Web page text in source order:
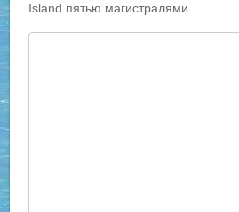
Island пятью магистралями.